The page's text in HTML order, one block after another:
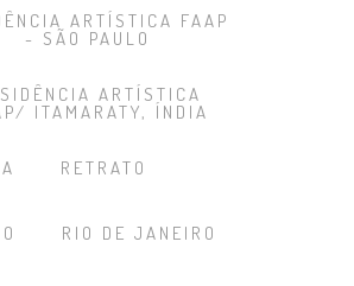
ARTÍSTICA FAAP
- SÃO PAULO
ARTÍSTICA
ITAMARATY, ÍNDIA
RETRATO
RIO DE JANEIRO